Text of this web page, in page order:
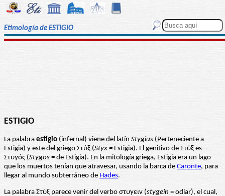
Etimología de ESTIGIO
ESTIGIO
La palabra estigio (infernal) viene del latín Stygius (Perteneciente a
Estigia) y este del griego Στύξ (Styx = Estigia). El genitivo de Στύξ es
Στυγός (Stygos = de Estigia). En la mitología griega, Estigia era un lago
que los muertos tenían que atravesar, usando la barca de Caronte, para
llegar al mundo subterráneo de Hades.
La palabra Στύξ parece venir del verbo στυγειν (stygein = odiar), el cual,